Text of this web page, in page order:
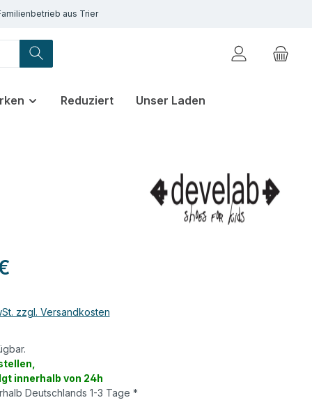
aus Trier
Reduziert Unser Laden
zzgl. Versandkosten
innerhalb von 24h
Deutschlands 1-3 Tage *